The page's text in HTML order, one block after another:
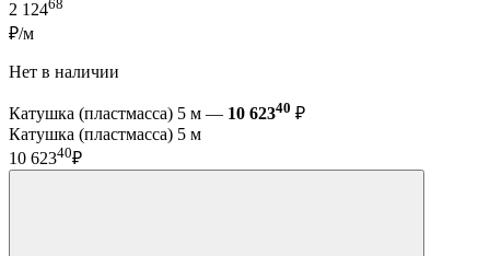
2 12468
₽/м
Нет в наличии
Катушка (пластмасса) 5 м — 10 62340 ₽
Катушка (пластмасса) 5 м
10 62340₽